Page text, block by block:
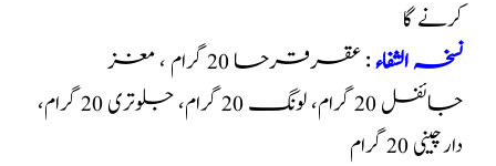
کرنے گا
نسخہ الشفاء
: عقرقرحا 20 گرام ، مغز
جائفل 20 گرام، لونگ 20 گرام، جلوتری 20 گرام،
دارچینی 20 گرام